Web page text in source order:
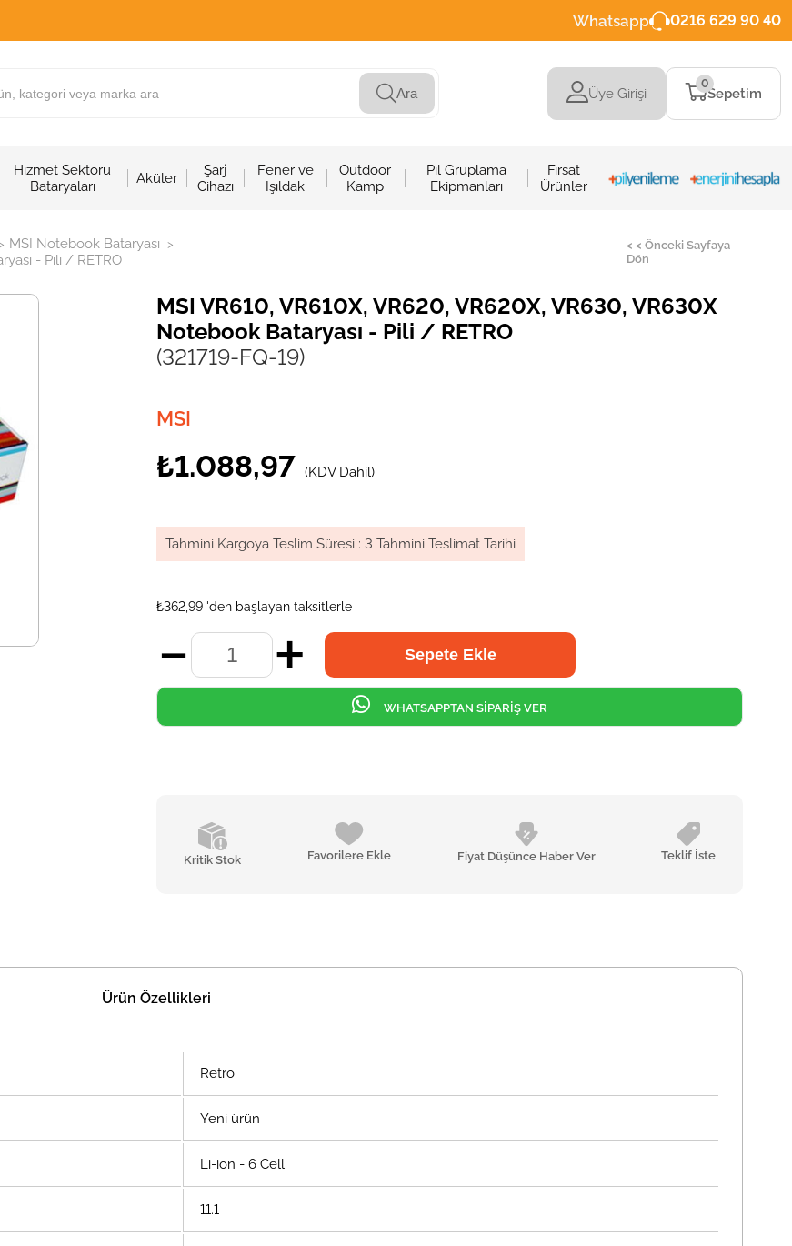
Whatsapp 0216 629 90 40
Ara Üye Girişi Sepetim
0
Hizmet Sektörü
Bataryaları
Aküler
Şarj
Cihazı
Fener ve
Işıldak
Outdoor
Kamp
Pil Gruplama
Ekipmanları
Fırsat
Ürünler
MSI Notebook Bataryası >
- Pili / RETRO
< < Önceki Sayfaya
Dön
MSI VR610, VR610X, VR620, VR620X, VR630, VR630X
Notebook Bataryası - Pili / RETRO
(321719-FQ-19)
MSI
₺1.088,97 (KDV Dahil)
Tahmini Kargoya Teslim Süresi : 3 Tahmini Teslimat Tarihi
₺362,99 'den başlayan taksitlerle
Kritik Stok Favorilere Ekle Fiyat Düşünce Haber Ver Teklif İste
WHATSAPPTAN SİPARİŞ VER
Ürün Özellikleri
Retro
Yeni ürün
Li-ion - 6 Cell
11.1